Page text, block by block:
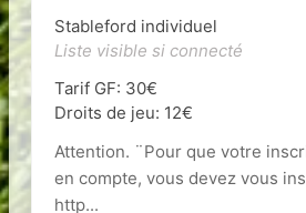
Stableford individuel
Liste visible si connecté
Tarif GF: 30€
Droits de jeu: 12€
Attention. ¨Pour que votre
en compte, vous devez vous
http...